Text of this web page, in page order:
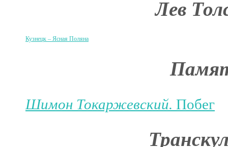
Лев
Кузнецк – Ясная Поляна
Шимон Токаржевский. Побег